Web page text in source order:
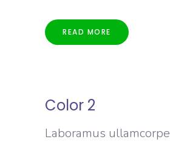
READ MORE
Color 2
Laboramus